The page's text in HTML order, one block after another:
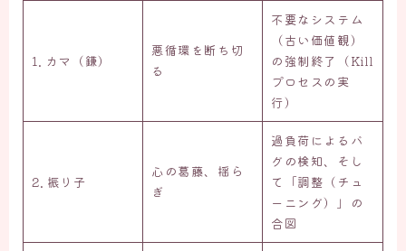
1. カマ（鎌）
悪循環を断ち切
る
不要なシステム
（古い価値観）
の強制終了（Kill
プロセスの実
行）
2. 振り子
心の葛藤、揺ら
ぎ
過負荷によるバ
グの検知、そし
て「調整（チュ
ーニング）」の
合図